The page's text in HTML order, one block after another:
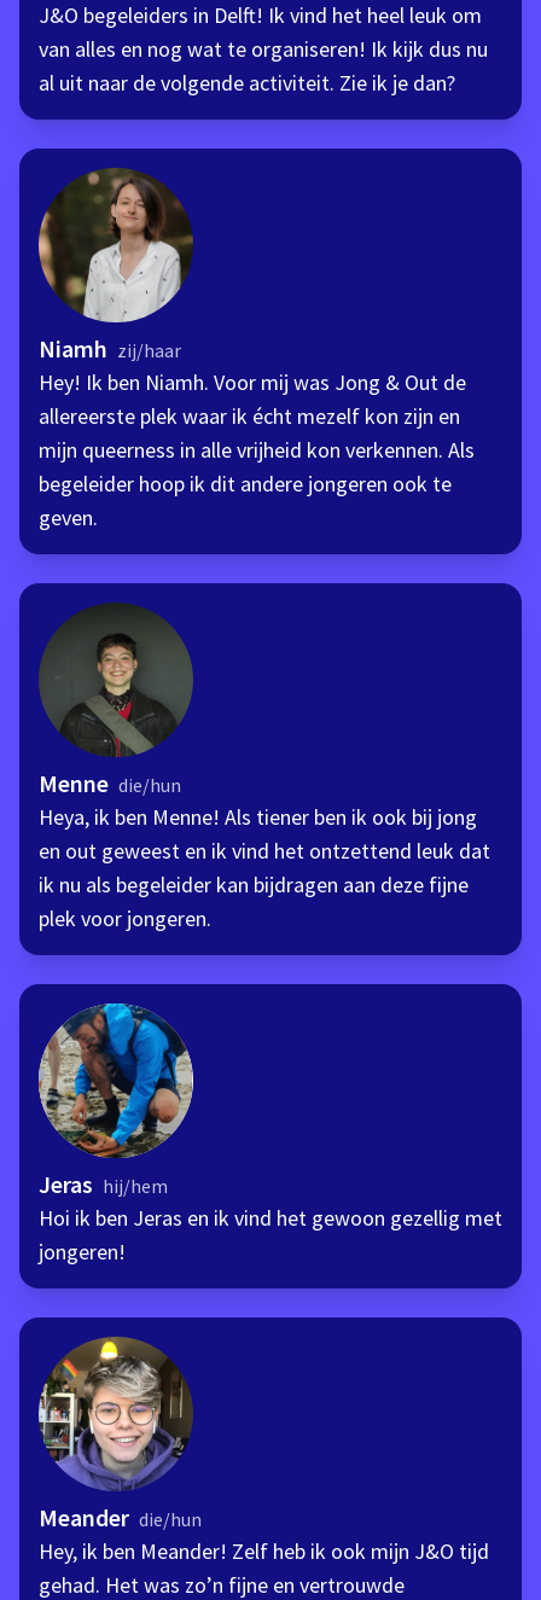
J&O begeleiders in Delft! Ik vind het heel leuk om
van alles en nog wat te organiseren! Ik kijk dus nu
al uit naar de volgende activiteit. Zie ik je dan?
Niamh zij/haar
Hey! Ik ben Niamh. Voor mij was Jong & Out de
allereerste plek waar ik écht mezelf kon zijn en
mijn queerness in alle vrijheid kon verkennen. Als
begeleider hoop ik dit andere jongeren ook te
geven.
Menne die/hun
Heya, ik ben Menne! Als tiener ben ik ook bij jong
en out geweest en ik vind het ontzettend leuk dat
ik nu als begeleider kan bijdragen aan deze fijne
plek voor jongeren.
Jeras hij/hem
Hoi ik ben Jeras en ik vind het gewoon gezellig met
jongeren!
Meander die/hun
Hey, ik ben Meander! Zelf heb ik ook mijn J&O tijd
gehad. Het was zo’n fijne en vertrouwde